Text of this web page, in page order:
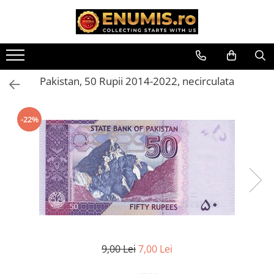
Monede Romania
Albume cu folii pentru stocare
monede
Bibliorafturi
Capsule monede
Cartonase autoadezive
Folii stocare monede
Soluții curățare, pensete, mănuși,
Pakistan, 50 Rupii 2014-2022, necirculata
-22%
9,00 Lei7,00 Lei